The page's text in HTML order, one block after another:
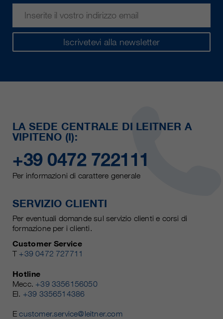
Iscrivetevi alla newsletter
LA SEDE CENTRALE DI LEITNER A
VIPITENO (I):
+39 0472 722111
Per informazioni di carattere generale
SERVIZIO CLIENTI
Per eventuali domande sul servizio clienti e corsi di
formazione per i clienti.
Customer Service
T +39 0472 727711
Hotline
Mecc. +39 3356156050
El. +39 3356514386
Ecustomer.service@leitner.com